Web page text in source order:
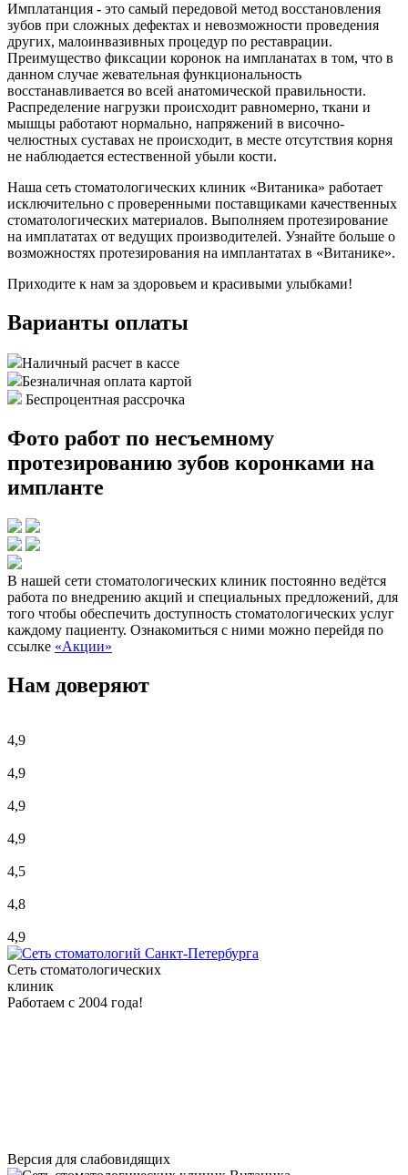
Имплатанция - это самый передовой метод восстановления
зубов при сложных дефектах и невозможности проведения
других, малоинвазивных процедур по реставрации.
Преимущество фиксации коронок на импланатах в том, что в
данном случае жевательная функциональность
восстанавливается во всей анатомической правильности.
Распределение нагрузки происходит равномерно, ткани и
мышцы работают нормально, напряжений в височно-
челюстных суставах не происходит, в месте отсутствия корня
не наблюдается естественной убыли кости.
Наша сеть стоматологических клиник «Витаника» работает
исключительно с проверенными поставщиками качественных
стоматологических материалов. Выполняем протезирование
на имплататах от ведущих производителей. Узнайте больше о
возможностях протезирования на имплантатах в «Витанике».
Приходите к нам за здоровьем и красивыми улыбками!
Варианты оплаты
Наличный расчет в кассе
Безналичная оплата картой
Беспроцентная рассрочка
Фото работ по несъемному
протезированию зубов коронками на
импланте
В нашей сети стоматологических клиник постоянно ведётся
работа по внедрению акций и специальных предложений, для
того чтобы обеспечить доступность стоматологических услуг
каждому пациенту. Ознакомиться с ними можно перейдя по
ссылке «Акции»
Нам доверяют
4,9
4,9
4,9
4,9
4,5
4,8
4,9
Сеть стоматологических
клиник
Работаем с 2004 года!
Версия для слабовидящих